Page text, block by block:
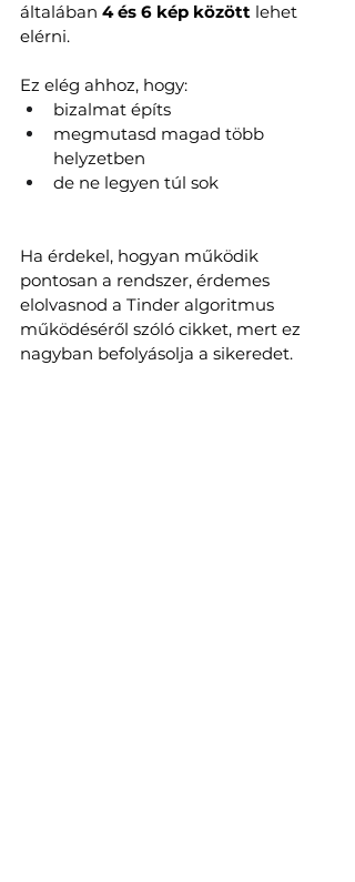
általában 4 és 6 kép között lehet
elérni.
Ez elég ahhoz, hogy:
bizalmat építs
megmutasd magad több
helyzetben
de ne legyen túl sok
Ha érdekel, hogyan működik
pontosan a rendszer, érdemes
elolvasnod a Tinder algoritmus
működéséről szóló cikket, mert ez
nagyban befolyásolja a sikeredet.